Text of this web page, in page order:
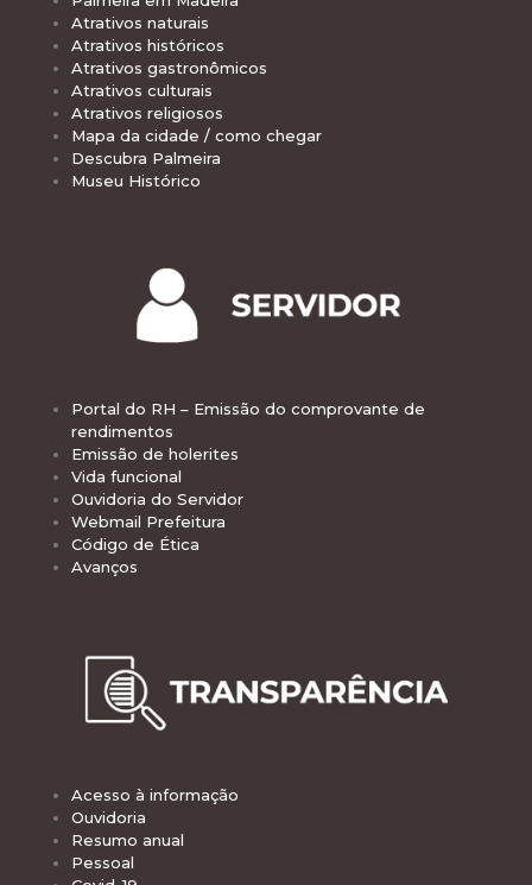
Atrativos naturais
Atrativos históricos
Atrativos gastronômicos
Atrativos culturais
Atrativos religiosos
Mapa da cidade / como chegar
Descubra Palmeira
Museu Histórico
Portal do RH – Emissão do comprovante de
rendimentos
Emissão de holerites
Vida funcional
Ouvidoria do Servidor
Webmail Prefeitura
Código de Ética
Avanços
Acesso à informação
Ouvidoria
Resumo anual
Pessoal